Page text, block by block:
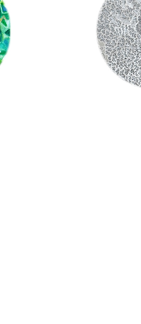
Kawa
ョン終
「落札」
da Yuko（オー
ご